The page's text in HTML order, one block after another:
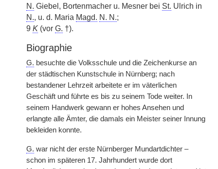
N. Giebel, Bortenmacher u. Mesner bei St. Ulrich in
N., u. d. Maria Magd. N. N.;
9 K (vor G. †).
Biographie
G. besuchte die Volksschule und die Zeichenkurse an
der städtischen Kunstschule in Nürnberg; nach
bestandener Lehrzeit arbeitete er im väterlichen
Geschäft und führte es bis zu seinem Tode weiter. In
seinem Handwerk gewann er hohes Ansehen und
erlangte alle Ämter, die damals ein Meister seiner Innung
bekleiden konnte.
G. war nicht der erste Nürnberger Mundartdichter –
schon im späteren 17. Jahrhundert wurde dort